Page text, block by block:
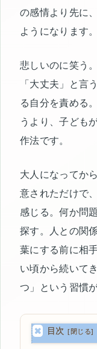
の感情より先に
ようになります。
悲しいのに笑う
「大丈夫」と言
る自分を責める
うより、子ども
作法です。
大人になってか
意されただけで
感じる。何か問
探す。人との関
葉にする前に相
い頃から続いて
つ」という習慣
目次